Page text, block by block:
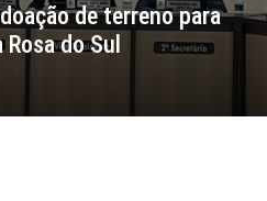
de terreno para
do Sul